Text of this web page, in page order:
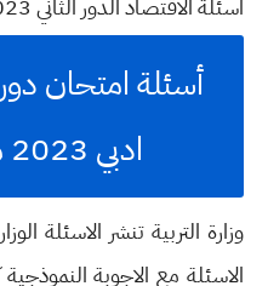
اسئلة الاقتصاد الدور الثاني 2023 صف السادس الادبي
أسئلة امتحان
ادبي 2023 مادة اقتصاد
وزارة التربية تنشر الاسئلة
الاسئلة مع الاجوبة